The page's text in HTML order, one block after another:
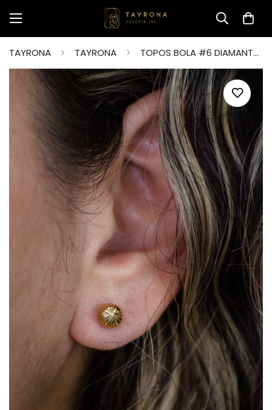
TAYRONA TAYRONA TOPOS BOLA #6 DIAMANTADO ORO AMARILLO 18K